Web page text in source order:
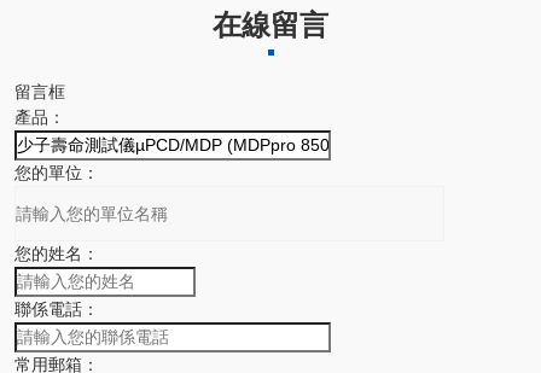
在線留言
留言框
產品：
您的單位：
您的姓名：
聯係電話：
常用郵箱：